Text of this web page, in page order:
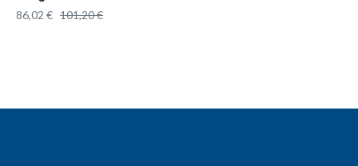
86,02 € 101,20€